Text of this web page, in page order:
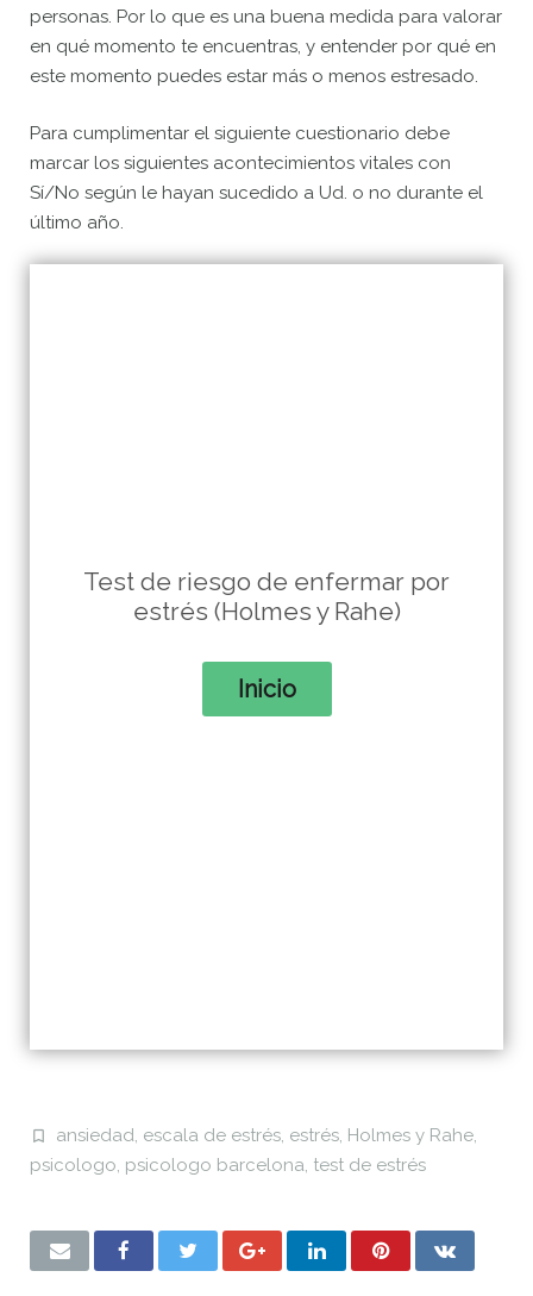
personas. Por lo que es una buena medida para valorar
en qué momento te encuentras, y entender por qué en
este momento puedes estar más o menos estresado.
Para cumplimentar el siguiente cuestionario debe
marcar los siguientes acontecimientos vitales con
Sí/No según le hayan sucedido a Ud. o no durante el
último año.
Test de riesgo de enfermar por
estrés (Holmes y Rahe)
ansiedad, escala de estrés, estrés, Holmes y Rahe,
psicologo, psicologo barcelona, test de estrés